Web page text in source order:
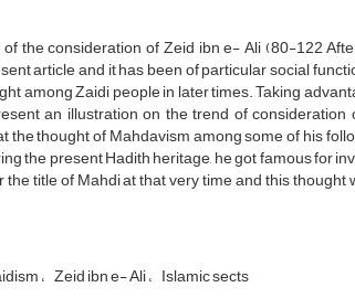
the consideration of Zeid ibn e- Ali (80-122
article and it has been of particular social
among Zaidi people in later times. Taking
an illustration on the trend of
the thought of Mahdavism among some of his
the present Hadith heritage, he got famous for
title of Mahdi at that very time and this
Zeid ibn e- Ali Islamic sects